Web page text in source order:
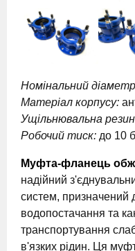
Номінальний
Матеріал корпусу:
Ущільнювальна
Робочий тиск: до 10
Муфта-фланець
надійний
систем, призначений
водопостачання та
транспортування
в'язких рідин. Ця